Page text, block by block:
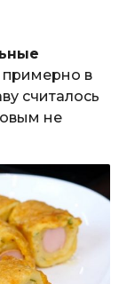
примерно в
считалось
не